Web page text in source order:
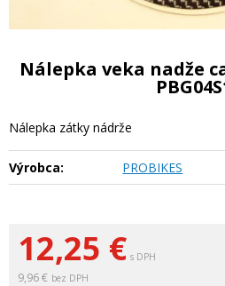
12,25 € s DPH
9,96 € bez DPH
Nálepka veka nadže
Nálepka zátky nádrže
Výrobca: PROBIKES